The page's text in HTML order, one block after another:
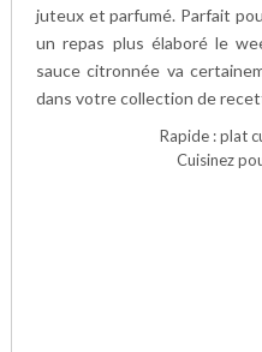
juteux et parfumé. Parfait
un repas plus élaboré le
sauce citronnée va
dans votre collection de
Rapide : plat
Cuisinez